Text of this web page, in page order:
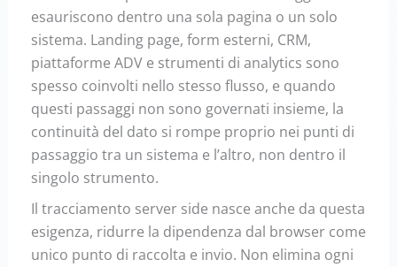
esauriscono dentro una sola pagina o un solo
sistema. Landing page, form esterni, CRM,
piattaforme ADV e strumenti di analytics sono
spesso coinvolti nello stesso flusso, e quando
questi passaggi non sono governati insieme, la
continuità del dato si rompe proprio nei punti di
passaggio tra un sistema e l’altro, non dentro il
singolo strumento.
Il tracciamento server side nasce anche da questa
esigenza, ridurre la dipendenza dal browser come
unico punto di raccolta e invio. Non elimina ogni